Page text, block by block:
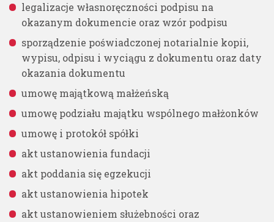
legalizacje własnoręczności podpisu na
okazanym dokumencie oraz wzór podpisu
sporządzenie poświadczonej notarialnie kopii,
wypisu, odpisu i wyciągu z dokumentu oraz daty
okazania dokumentu
umowę majątkową małżeńską
umowę podziału majątku wspólnego małżonków
umowę i protokół spółki
akt ustanowienia fundacji
akt poddania się egzekucji
akt ustanowienia hipotek
akt ustanowieniem służebności oraz